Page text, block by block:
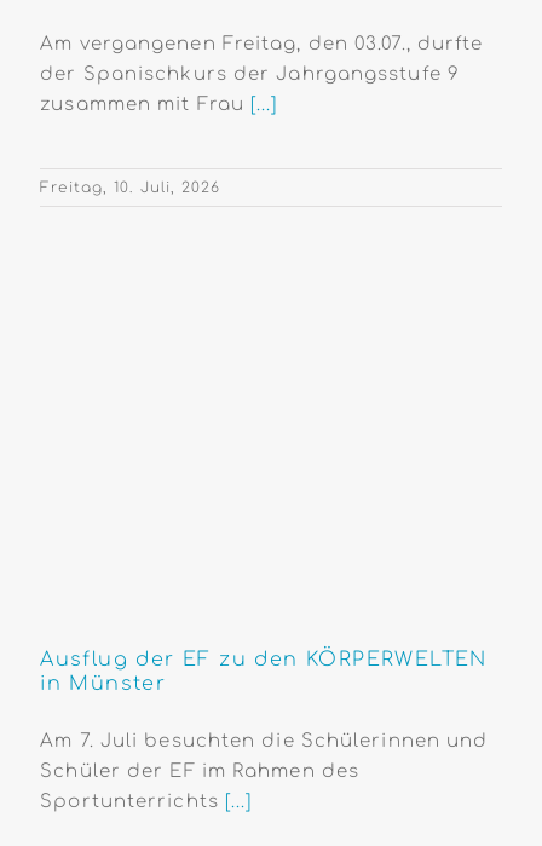
Am vergangenen Freitag, den 03.07., durfte
der Spanischkurs der Jahrgangsstufe 9
zusammen mit Frau [...]
Freitag, 10. Juli, 2026
Ausflug der EF zu den KÖRPERWELTEN
in Münster
Am 7. Juli besuchten die Schülerinnen und
Schüler der EF im Rahmen des
Sportunterrichts [...]